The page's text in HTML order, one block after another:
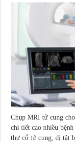
Chụp MRI tử cung
chi tiết cao nhiều
thư cổ tử cung, dị tật